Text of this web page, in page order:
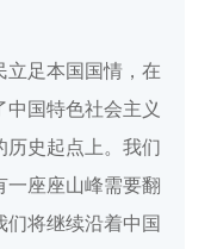
立足本国国情，在
国特色社会主义
历史起点上。我们
一座座山峰需要翻
将继续沿着中国